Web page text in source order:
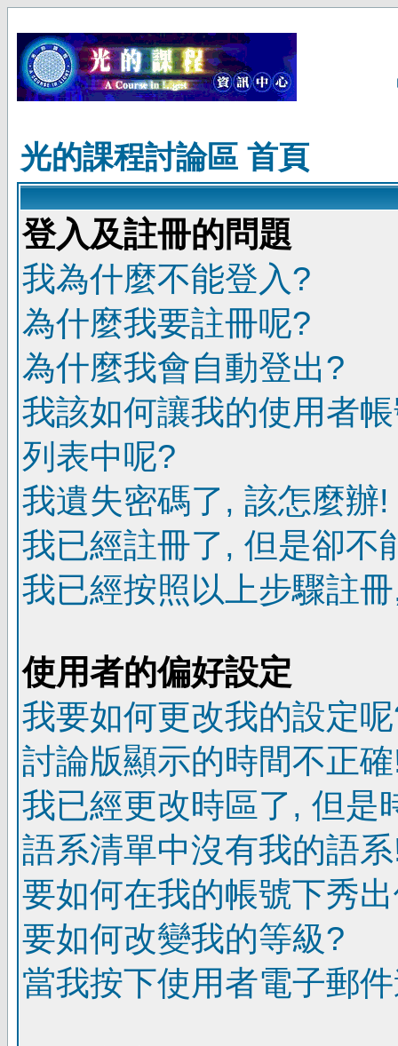
光的課程討論區 首頁
登入及註冊的問題
我為什麼不能登入?
為什麼我要註冊呢?
為什麼我會自動登出?
我該如何讓我的使用者
列表中呢?
我遺失密碼了, 該怎麼辦!
我已經註冊了, 但是卻不
我已經按照以上步驟註
使用者的偏好設定
我要如何更改我的設定
討論版顯示的時間不正
我已經更改時區了, 但是
語系清單中沒有我的語
要如何在我的帳號下秀
要如何改變我的等級?
當我按下使用者電子郵